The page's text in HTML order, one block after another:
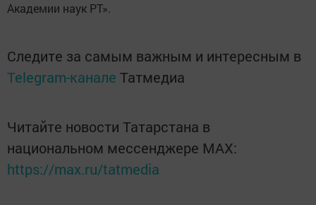
Академии наук РТ».
Следите за самым важным и интересным в
Telegram-канале Татмедиа
Читайте новости Татарстана в
национальном мессенджере MАХ:
https://max.ru/tatmedia